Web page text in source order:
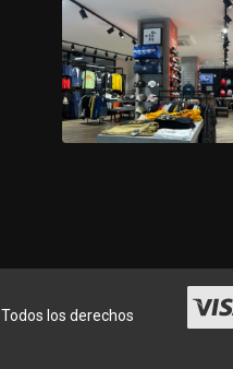
. Todos los derechos